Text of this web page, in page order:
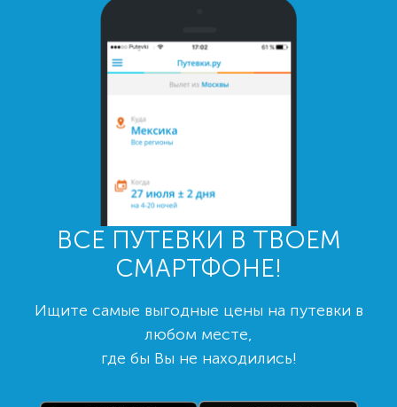
ВСЕ ПУТЕВКИ В ТВОЕМ
СМАРТФОНЕ!
Ищите самые выгодные цены на путевки в
любом месте,
где бы Вы не находились!